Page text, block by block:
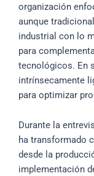
organización
aunque
industrial con lo
para
tecnológicos. En
intrínsecamente
para optimizar
Durante la
ha transformado
desde la
implementación